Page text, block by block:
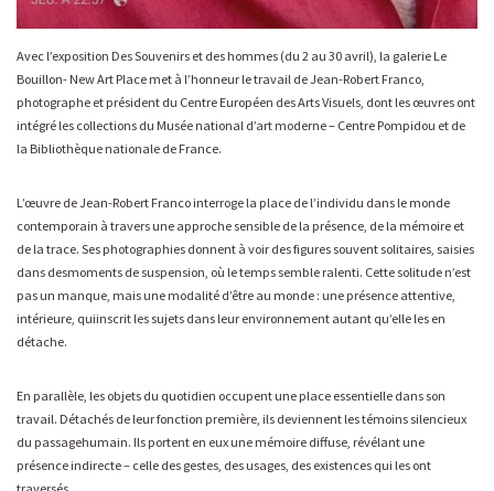
Avec l’exposition Des Souvenirs et des hommes (du 2 au 30 avril), la galerie Le
Bouillon- New Art Place met à l’honneur le travail de Jean-Robert Franco,
photographe et président du Centre Européen des Arts Visuels, dont les œuvres ont
intégré les collections du Musée national d’art moderne – Centre Pompidou et de
la Bibliothèque nationale de France.
L’œuvre de Jean-Robert Franco interroge la place de l’individu dans le monde
contemporain à travers une approche sensible de la présence, de la mémoire et
de la trace. Ses photographies donnent à voir des figures souvent solitaires, saisies
dans desmoments de suspension, où le temps semble ralenti. Cette solitude n’est
pas un manque, mais une modalité d’être au monde : une présence attentive,
intérieure, quiinscrit les sujets dans leur environnement autant qu’elle les en
détache.
En parallèle, les objets du quotidien occupent une place essentielle dans son
travail. Détachés de leur fonction première, ils deviennent les témoins silencieux
du passagehumain. Ils portent en eux une mémoire diffuse, révélant une
présence indirecte – celle des gestes, des usages, des existences qui les ont